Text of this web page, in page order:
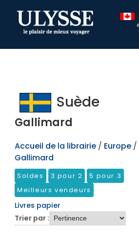
TEST
Suède
Gallimard
Accueil de la librairie / Europe /
Gallimard
Soldes 3 pour 2
5 pour 3
Meilleurs vendeurs
Livres papier
Trier par :